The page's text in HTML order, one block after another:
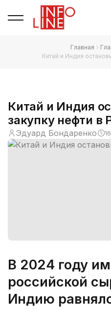
Главная
Китай и Индия
Китай и Индия
закупку нефти в
Эдуард Бондаренко
В 2024 году
российской
Индию